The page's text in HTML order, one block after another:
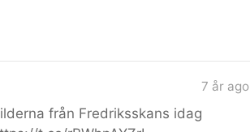
7 år ago
från Fredriksskans idag